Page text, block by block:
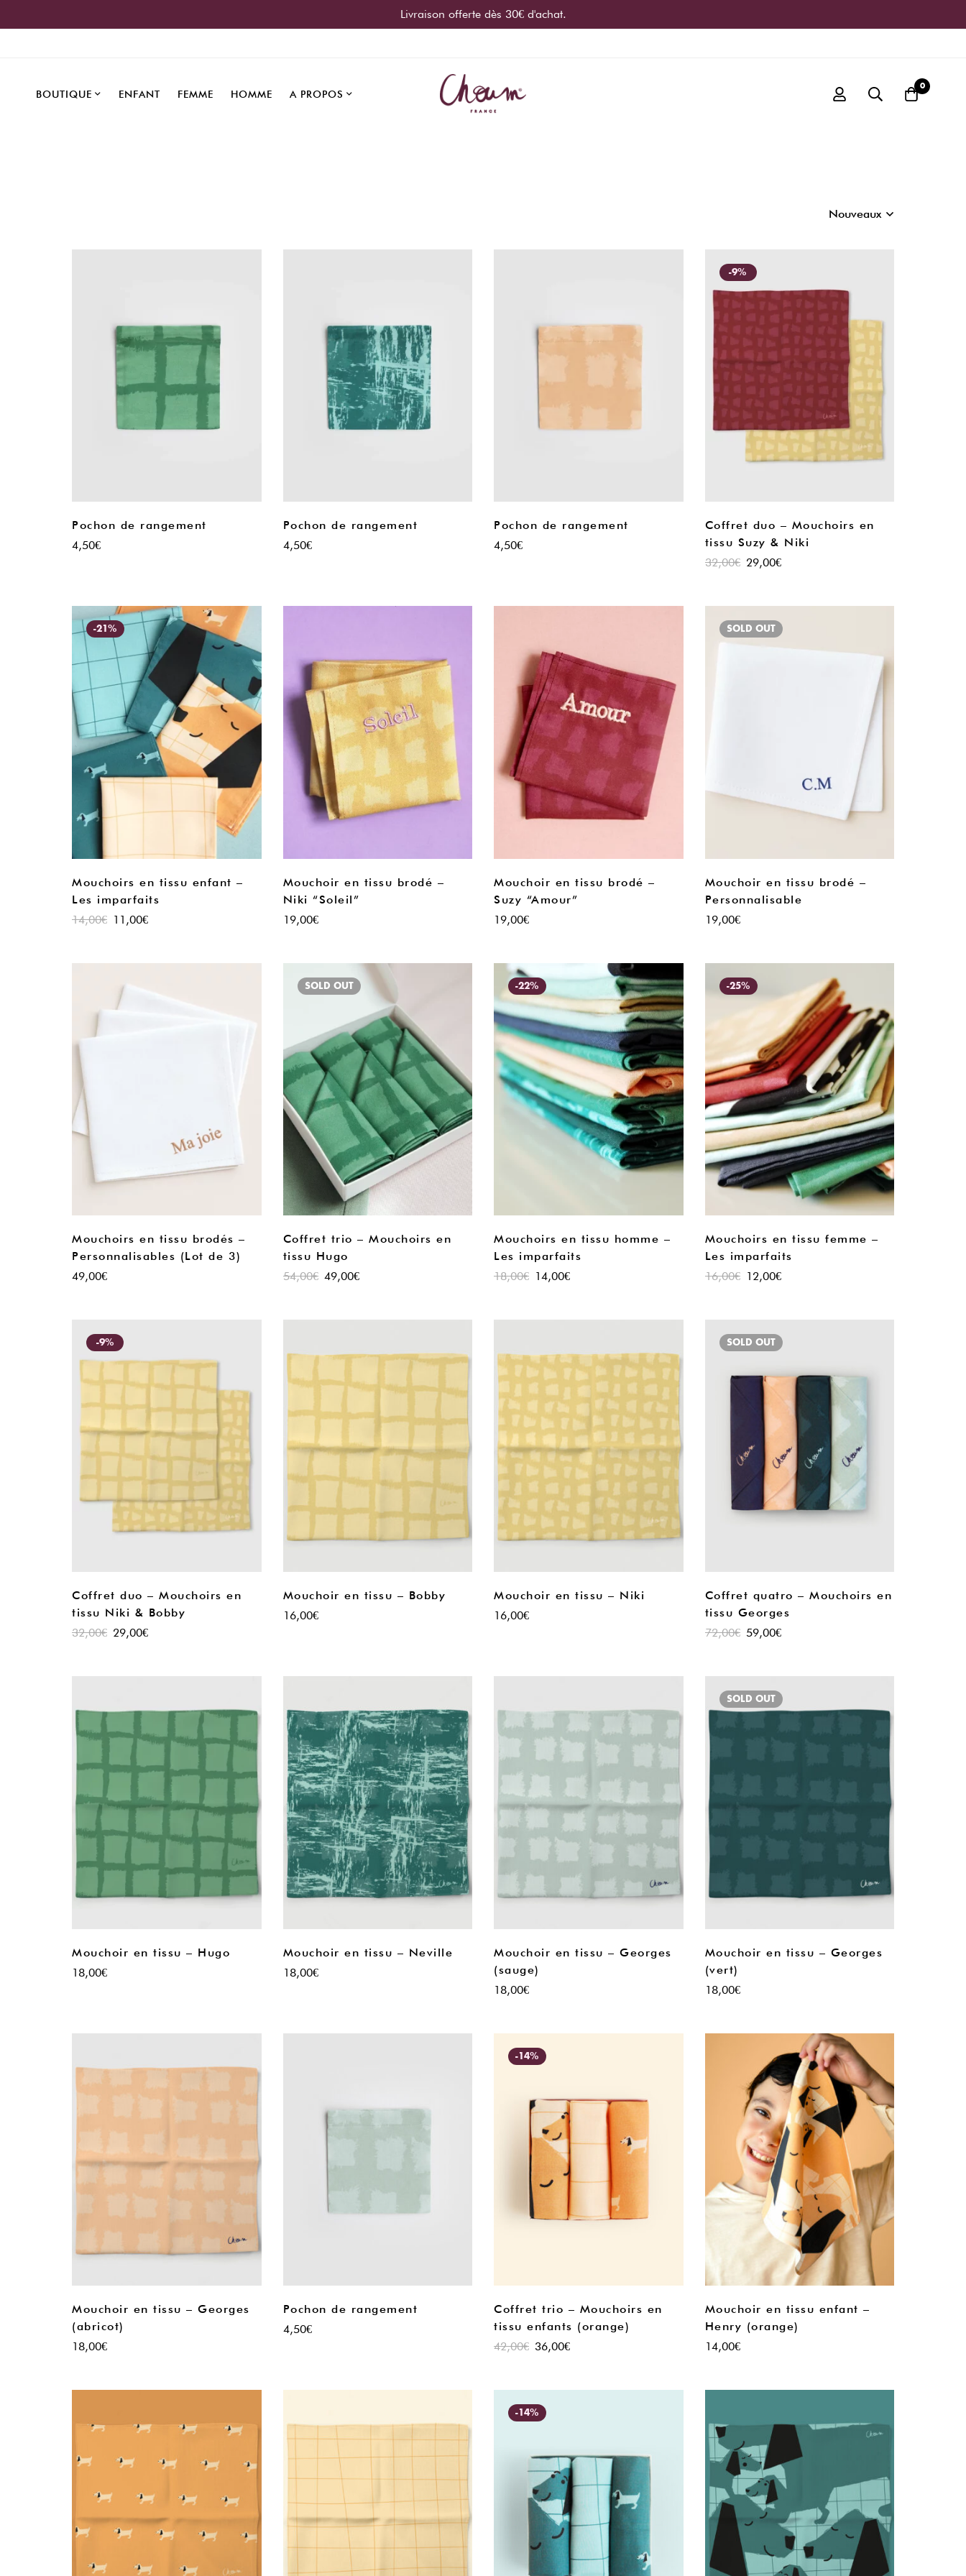
Livraison offerte dès 30€ d'achat.
BOUTIQUE ENFANT FEMME HOMME A PROPOS
0
Nouveaux
Pochon de rangement
4,50€
Pochon de rangement
4,50€
Pochon de rangement
4,50€
-9%
Coffret duo – Mouchoirs en
tissu Suzy & Niki
32,00€ 29,00€
-21%
Mouchoirs en tissu enfant –
Les imparfaits
14,00€ 11,00€
Mouchoir en tissu brodé –
Niki “Soleil”
19,00€
Mouchoir en tissu brodé –
Suzy “Amour”
19,00€
SOLD OUT
Mouchoir en tissu brodé –
Personnalisable
19,00€
Mouchoirs en tissu brodés –
Personnalisables (Lot de 3)
49,00€
SOLD OUT
Coffret trio – Mouchoirs en
tissu Hugo
54,00€ 49,00€
-22%
Mouchoirs en tissu homme –
Les imparfaits
18,00€ 14,00€
-25%
Mouchoirs en tissu femme –
Les imparfaits
16,00€ 12,00€
-9%
Coffret duo – Mouchoirs en
tissu Niki & Bobby
32,00€ 29,00€
Mouchoir en tissu – Bobby
16,00€
Mouchoir en tissu – Niki
16,00€
SOLD OUT
Coffret quatro – Mouchoirs en
tissu Georges
72,00€ 59,00€
Mouchoir en tissu – Hugo
18,00€
Mouchoir en tissu – Neville
18,00€
Mouchoir en tissu – Georges
(sauge)
18,00€
SOLD OUT
Mouchoir en tissu – Georges
(vert)
18,00€
Mouchoir en tissu – Georges
(abricot)
18,00€
Pochon de rangement
4,50€
-14%
Coffret trio – Mouchoirs en
tissu enfants (orange)
42,00€ 36,00€
Mouchoir en tissu enfant –
Henry (orange)
14,00€
-14%